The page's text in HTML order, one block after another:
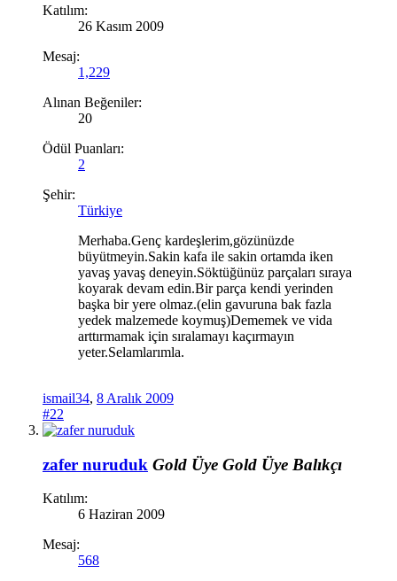
Katılım:
26 Kasım 2009
Mesaj:
1,229
Alınan Beğeniler:
20
Ödül Puanları:
2
Şehir:
Türkiye
Merhaba.Genç kardeşlerim,gözünüzde
büyütmeyin.Sakin kafa ile sakin ortamda iken
yavaş yavaş deneyin.Söktüğünüz parçaları sıraya
koyarak devam edin.Bir parça kendi yerinden
başka bir yere olmaz.(elin gavuruna bak fazla
yedek malzemede koymuş)Dememek ve vida
arttırmamak için sıralamayı kaçırmayın
yeter.Selamlarımla.
ismail34, 8 Aralık 2009
#22
zafer nuruduk Gold Üye Gold Üye Balıkçı
Katılım:
6 Haziran 2009
Mesaj:
568